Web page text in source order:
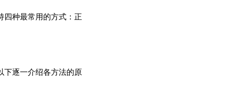
四种最常用的方式：正
下逐一介绍各方法的原